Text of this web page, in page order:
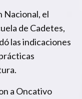
Nacional, el
de Cadetes,
las indicaciones
a Oncativo